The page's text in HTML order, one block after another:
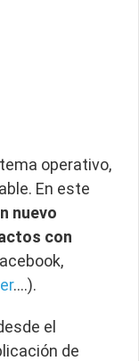
operativo,
En este
nuevo
con
….).
el
de